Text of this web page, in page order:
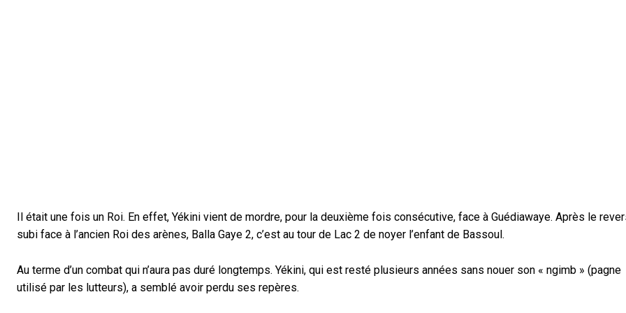
Il était une fois un Roi. En effet, Yékini vient de mordre, pour la deuxième fois consécutive, face à Guédiawaye. Après le
subi face à l’ancien Roi des arènes, Balla Gaye 2, c’est au tour de Lac 2 de noyer l’enfant de Bassoul.
Au terme d’un combat qui n’aura pas duré longtemps. Yékini, qui est resté plusieurs années sans nouer son « ngimb » (pagne
utilisé par les lutteurs), a semblé avoir perdu ses repères.